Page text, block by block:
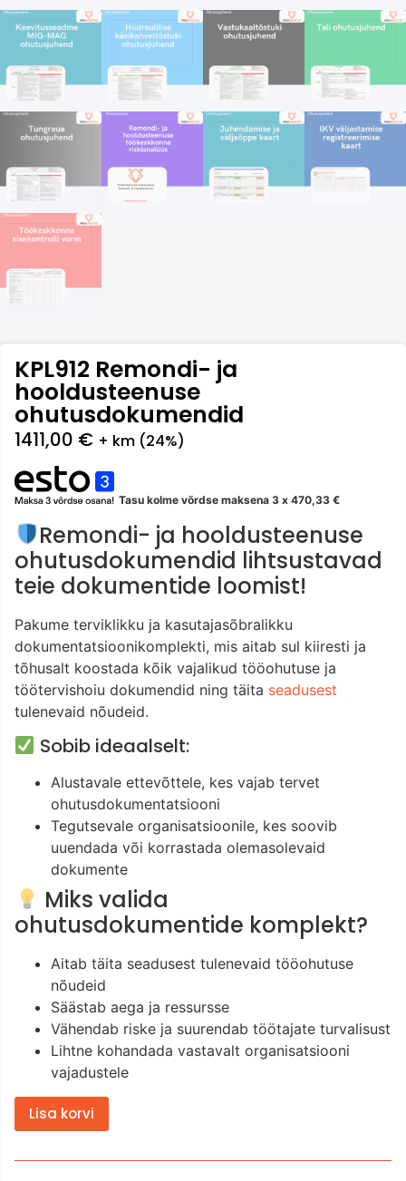
KPL912 Remondi- ja
hooldusteenuse
ohutusdokumendid
1411,00 € + km (24%)
Tasu kolme võrdse maksena 3 x 470,33 €
Remondi- ja hooldusteenuse
ohutusdokumendid lihtsustavad
teie dokumentide loomist!
Pakume terviklikku ja kasutajasõbralikku
dokumentatsioonikomplekti, mis aitab sul kiiresti ja
tõhusalt koostada kõik vajalikud tööohutuse ja
töötervishoiu dokumendid ning täita seadusest
tulenevaid nõudeid.
Sobib ideaalselt:
Alustavale ettevõttele, kes vajab tervet
ohutusdokumentatsiooni
Tegutsevale organisatsioonile, kes soovib
uuendada või korrastada olemasolevaid
dokumente
Miks valida
ohutusdokumentide komplekt?
Aitab täita seadusest tulenevaid tööohutuse
nõudeid
Säästab aega ja ressursse
Vähendab riske ja suurendab töötajate turvalisust
Lihtne kohandada vastavalt organisatsiooni
vajadustele
Lisa korvi